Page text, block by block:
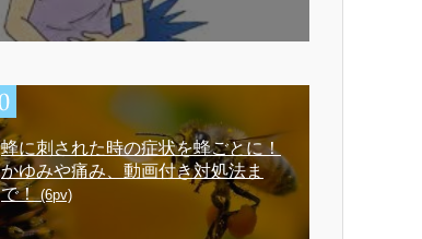
蜂に刺された時の症状を蜂ごとに！
かゆみや痛み、動画付き対処法ま
で！(6pv)